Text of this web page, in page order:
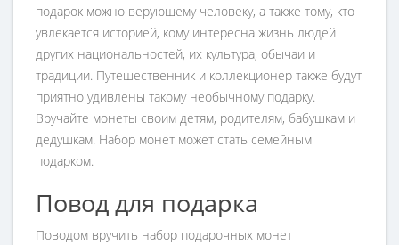
подарок можно верующему человеку, а также тому, кто
увлекается историей, кому интересна жизнь людей
других национальностей, их культура, обычаи и
традиции. Путешественник и коллекционер также будут
приятно удивлены такому необычному подарку.
Вручайте монеты своим детям, родителям, бабушкам и
дедушкам. Набор монет может стать семейным
подарком.
Повод для подарка
Поводом вручить набор подарочных монет